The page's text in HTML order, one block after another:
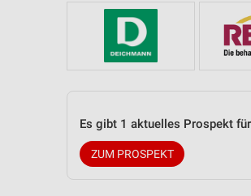
Es gibt 1 aktuelles Prospekt
ZUM PROSPEKT